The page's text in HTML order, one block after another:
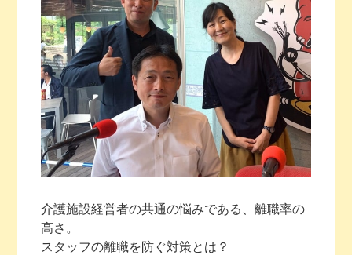
介護施設経営者の共通の悩みである、離職率の
高さ。
スタッフの離職を防ぐ対策とは？